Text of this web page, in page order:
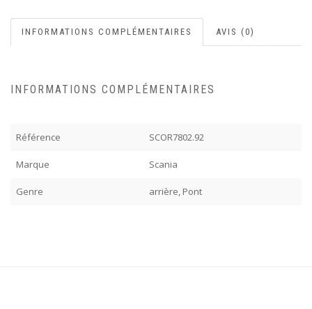
INFORMATIONS COMPLÉMENTAIRES AVIS (0)
INFORMATIONS COMPLÉMENTAIRES
Référence SCOR7802.92
Marque Scania
Genre arrière, Pont